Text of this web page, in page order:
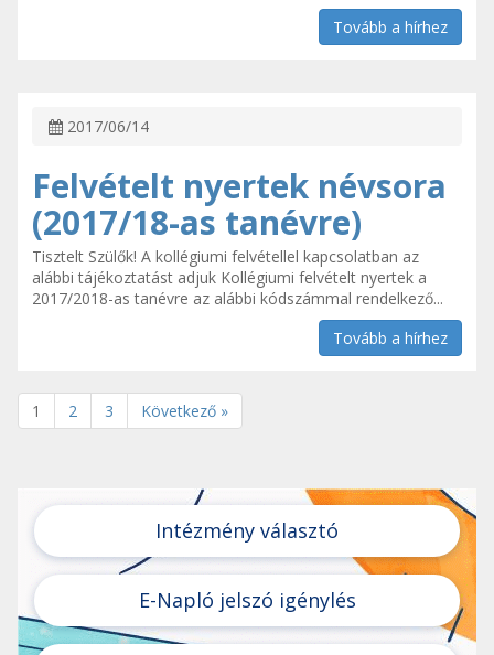
Tovább a hírhez
2017/06/14
Felvételt nyertek névsora
(2017/18-as tanévre)
Tisztelt Szülők! A kollégiumi felvétellel kapcsolatban az
alábbi tájékoztatást adjuk Kollégiumi felvételt nyertek a
2017/2018-as tanévre az alábbi kódszámmal rendelkező...
Tovább a hírhez
1 2 3 Következő »
Intézmény választó
E-Napló jelszó igénylés